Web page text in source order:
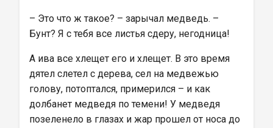
– Это что ж такое? – зарычал медведь. –
Бунт? Я с тебя все листья сдеру, негодница!
А ива все хлещет его и хлещет. В это время
дятел слетел с дерева, сел на медвежью
голову, потоптался, примерился – и как
долбанет медведя по темени! У медведя
позеленело в глазах и жар прошел от носа до